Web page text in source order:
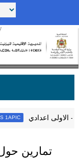
- الاولى اعدادي
تمارين